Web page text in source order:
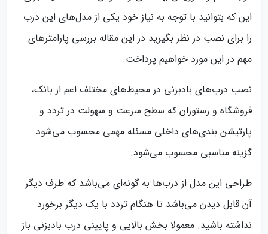
این که بتوانید با توجه به نیاز خود یکی از مدل‌های این درب
را برای نصب در نظر بگیرید در این مقاله بررسی پارامترهای
مهم در این مورد خواهیم پرداخت.
نصب درب‌های بادبزنی در محیط‌های مختلف اعم از بانک،
فروشگاه و رستوران که سطح سرعت و سهولت در تردد و
پارتیشن بندی‌های داخلی مسئله مهمی محسوب می‌شود
گزینه مناسبی محسوب می‌شود.
طراحی این مدل از درب‌ها به گونه‌ای می‌باشد که طرف دیگر
آن قابل دیدن می‌باشد تا هنگام تردد با یک دیگر برخورد
نداشته باشید. معمولا بخش بالایی و پایینی درب بادبزنی باز